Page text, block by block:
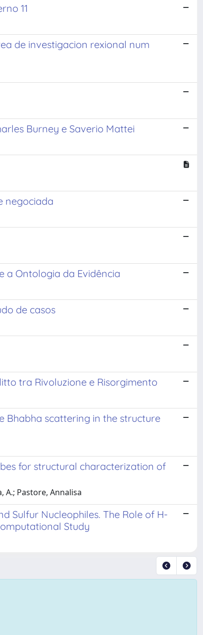
11
de investigacion rexional num
Burney e Saverio Mattei
negociada
a Ontologia da Evidência
de casos
tra Rivoluzione e Risorgimento
scattering in the structure
for structural characterization of
A.; Pastore, Annalisa
Sulfur Nucleophiles. The Role of H-
Study